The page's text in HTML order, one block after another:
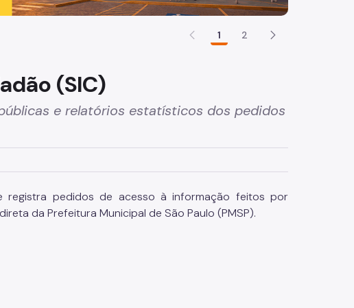
1 2
(SIC)
e relatórios estatísticos dos pedidos
registra pedidos de acesso à informação feitos por
da Prefeitura Municipal de São Paulo (PMSP).